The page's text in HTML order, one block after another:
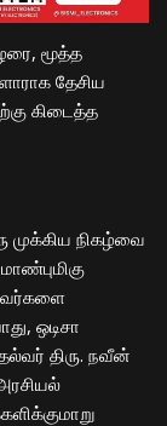
மூத்த
தேசிய
கிடைத்த
முக்கிய நிகழ்வை
ஒடிசா
திரு. நவீன்